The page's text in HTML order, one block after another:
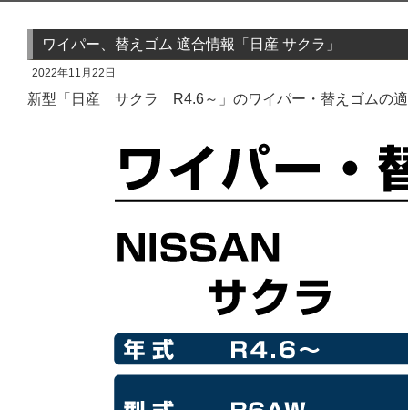
ワイパー、替えゴム 適合情報「日産 サクラ」
2022年11月22日
新型「日産 サクラ R4.6～」のワイパー・替えゴムの